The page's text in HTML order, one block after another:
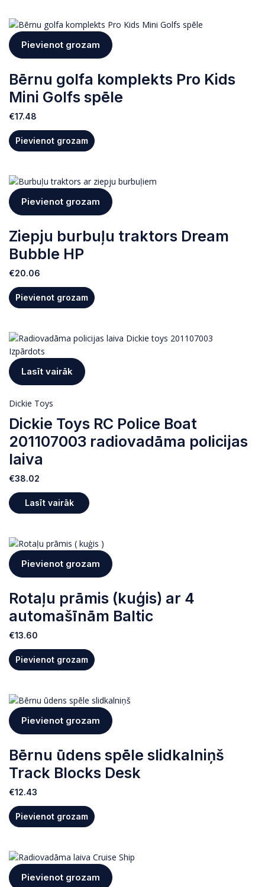
Pievienot grozam
Bērnu golfa komplekts Pro Kids
Mini Golfs spēle
€17.48
Pievienot grozam
Pievienot grozam
Ziepju burbuļu traktors Dream
Bubble HP
€20.06
Pievienot grozam
Izpārdots
Lasīt vairāk
Dickie Toys
Dickie Toys RC Police Boat
201107003 radiovadāma policijas
laiva
€38.02
Lasīt vairāk
Pievienot grozam
Rotaļu prāmis (kuģis) ar 4
automašīnām Baltic
€13.60
Pievienot grozam
Pievienot grozam
Bērnu ūdens spēle slidkalniņš
Track Blocks Desk
€12.43
Pievienot grozam
Pievienot grozam